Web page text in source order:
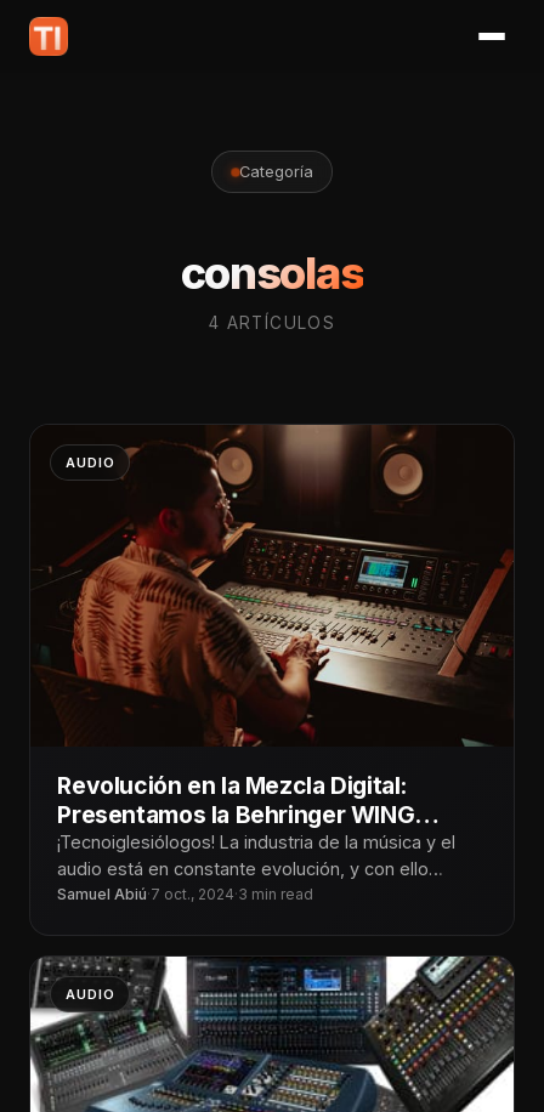
Categoría
consolas
4 ARTÍCULOS
AUDIO
Revolución en la Mezcla Digital:
Presentamos la Behringer WING
Series
¡Tecnoiglesiólogos! La industria de la música y el
audio está en constante evolución, y con ello
surgen herramientas innovadoras que
Samuel Abiú·7 oct., 2024·3 min read
AUDIO